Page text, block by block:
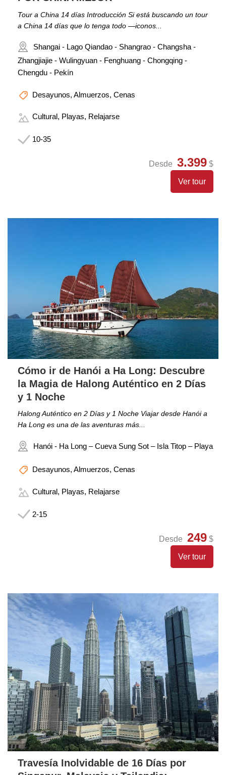
Tour a China 14 días Introducción Si está buscando un tour
a China 14 días que lo tenga todo —iconos...
Shangai - Lago Qiandao - Shangrao - Changsha -
Zhangjiajie - Wulingyuan - Fenghuang - Chongqing -
Chengdu - Pekín
Desayunos, Almuerzos, Cenas
Cultural, Playas, Relajarse
10-35
Desde 3.399 $
Ver tour
Cómo ir de Hanói a Ha Long: Descubre
la Magia de Halong Auténtico en 2 Días
y 1 Noche
Halong Auténtico en 2 Días y 1 Noche Viajar desde Hanói a
Ha Long es una de las aventuras más...
Hanói - Ha Long – Cueva Sung Sot – Isla Titop – Playa
Desayunos, Almuerzos, Cenas
Cultural, Playas, Relajarse
2-15
Desde 249 $
Ver tour
Travesía Inolvidable de 16 Días por